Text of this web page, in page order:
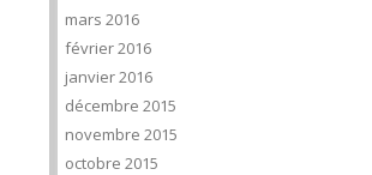
mars 2016
février 2016
janvier 2016
décembre 2015
novembre 2015
octobre 2015